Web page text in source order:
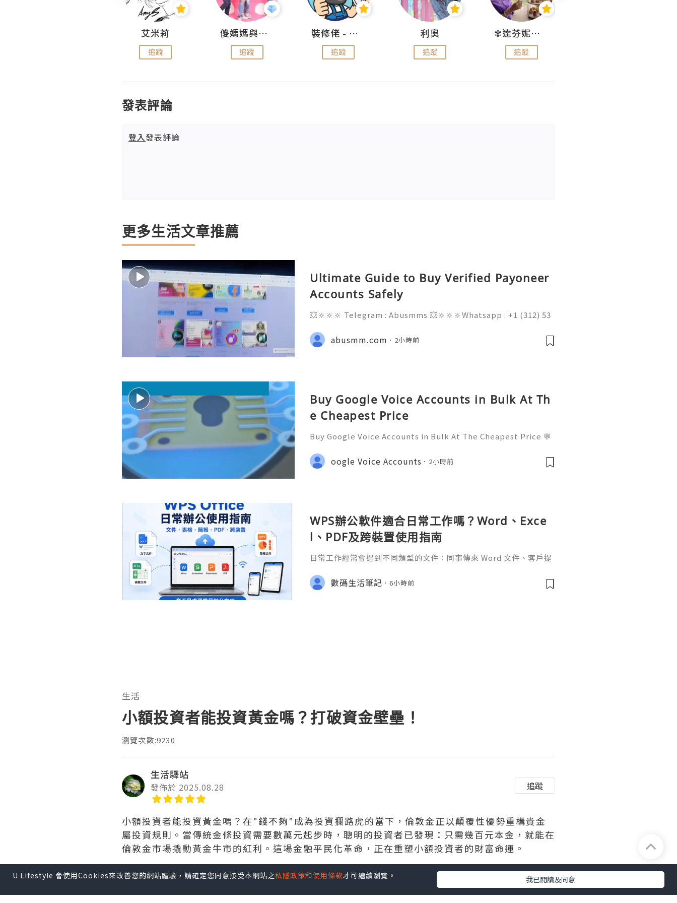
艾米莉
追蹤
儍媽媽與兩隻小魔怪之家
追蹤
裝修佬 - 香港一站式網上裝修平台
追蹤
利奧
追蹤
✾達芬妮•愛孩子•愛生活✾
追蹤
發表評論
登入發表評論
更多生活文章推薦
Ultimate Guide to Buy Verified Payoneer
Accounts Safely
💥🔆🔆🔆 Telegram : Abusmms 💥🔆🔆🔆Whatsapp : +1 (312) 53
ebook Page : Abusmm 💥🔆🔆🔆 Signal : +1 (682) 474-9468
abusmm.com 2小時前
Buy Google Voice Accounts in Bulk At Th
e Cheapest Price
Buy Google Voice Accounts in Bulk At The Cheapest Price 💬
gmail.com 💎 WhatsApp: +1(772)563-8300 🚀 Telegram: @usa
marketit 🎮 discord: usamarketit ✅
oogle Voice Accounts 2小時前
WPS辦公軟件適合日常工作嗎？Word、Exce
l、PDF及跨裝置使用指南
日常工作經常會遇到不同類型的文件：同事傳來 Word 文件、客戶提
PDF。 如果每種文件都要使用不同程式，處理起來比較零散。因此不
少人會接觸 WPS Offic
數碼生活筆記 6小時前
生活
小額投資者能投資黃金嗎？打破資金壁壘！
瀏覽次數:9230
生活驛站
發佈於 2025.08.28 追蹤
小額投資者能投資黃金嗎？在"錢不夠"成為投資攔路虎的當下，倫敦金正以顛覆性優勢重構貴金
屬投資規則。當傳統金條投資需要數萬元起步時，聰明的投資者已發現：只需幾百元本金，就能在
倫敦金市場撬動黃金牛市的紅利。這場金融平民化革命，正在重塑小額投資者的財富命運。
★大田環球貴金屬首創微點差賬戶，打造超低點差成本投資環境，限價無滑點交易模式，點差低至
U Lifestyle 會使用Cookies來改善您的網站體驗，請確定您同意接受本網站之私隱政策和使用條款才可繼續瀏覽。 我已閱讀及同意